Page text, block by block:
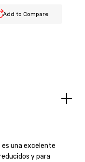
Add to Compare
una excelente
y para